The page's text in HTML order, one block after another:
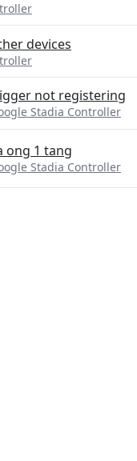
devices
not registering
Stadia Controller
ong 1 tang
Stadia Controller